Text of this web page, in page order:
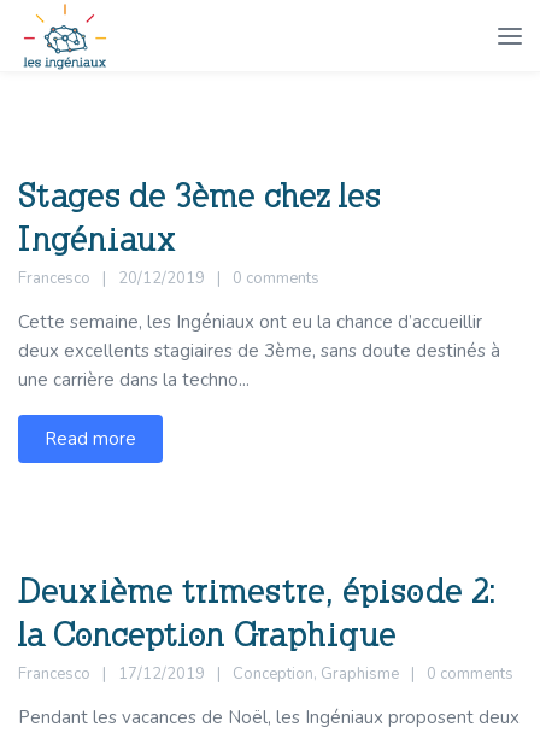
Stages de 3ème chez les
Ingéniaux
Francesco 20/12/2019 0 comments
Cette semaine, les Ingéniaux ont eu la chance d’accueillir
deux excellents stagiaires de 3ème, sans doute destinés à
une carrière dans la techno...
Read more
Deuxième trimestre, épisode 2:
la Conception Graphique
Francesco 17/12/2019 Conception, Graphisme 0 comments
Pendant les vacances de Noël, les Ingéniaux proposent deux